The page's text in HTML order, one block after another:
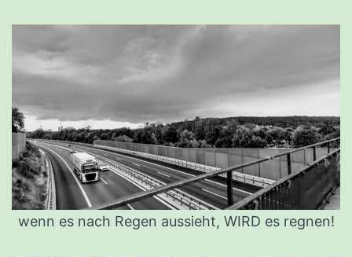
wenn es nach Regen aussieht, WIRD es regnen!